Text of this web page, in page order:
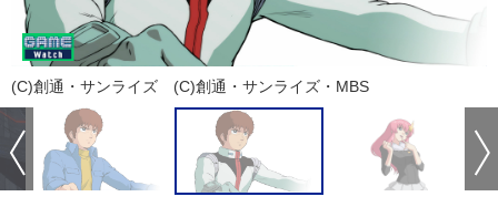
(C)創通・サンライズ (C)創通・サンライズ・MBS